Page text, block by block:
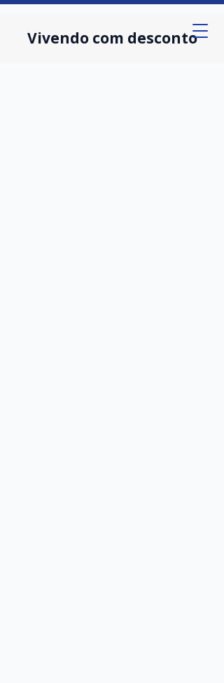
Vivendo com desconto